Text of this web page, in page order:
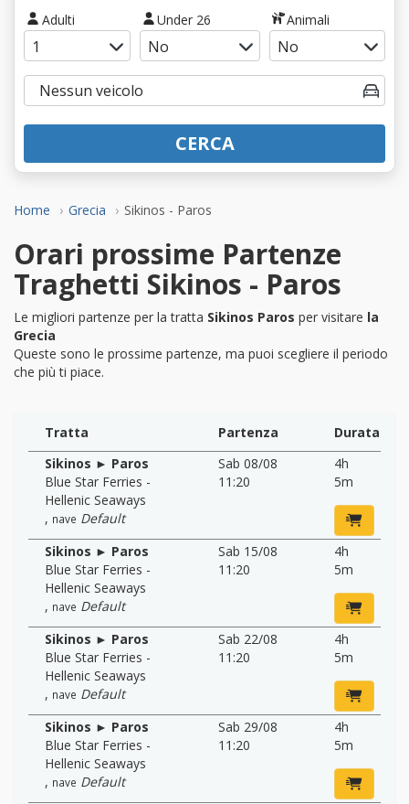
Home Grecia Sikinos - Paros
Adulti Under 26 Animali
CERCA
Orari prossime Partenze
Traghetti Sikinos - Paros
Le migliori partenze per la tratta Sikinos Paros per visitare la
Grecia
Queste sono le prossime partenze, ma puoi scegliere il periodo
che più ti piace.
Tratta Partenza
Durata
Sikinos ► Paros
Blue Star Ferries -
Hellenic Seaways
, nave Default
Sab 08/08
11:20
4h
5m
Sikinos ► Paros
Blue Star Ferries -
Hellenic Seaways
, nave Default
Sab 15/08
11:20
4h
5m
Sikinos ► Paros
Blue Star Ferries -
Hellenic Seaways
, nave Default
Sab 22/08
11:20
4h
5m
Sikinos ► Paros
Blue Star Ferries -
Hellenic Seaways
, nave Default
Sab 29/08
11:20
4h
5m